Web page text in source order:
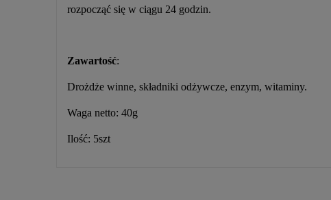
rozpocząć się w ciągu 24 godzin.
Zawartość:
Drożdże winne, składniki odżywcze, enzym, witaminy.
Waga netto: 40g
Ilość: 5szt